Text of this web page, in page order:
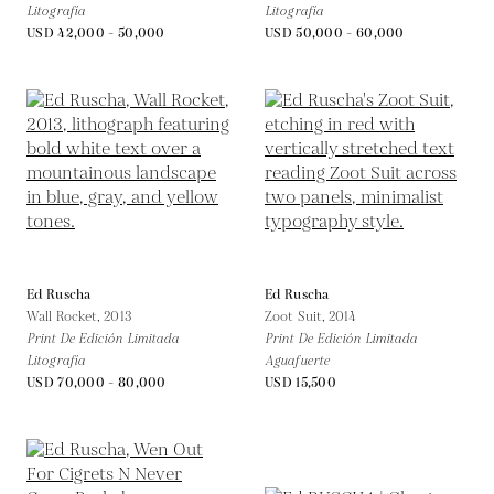
Litografía
USD 42,000 - 50,000
Litografía
USD 50,000 - 60,000
Ed Ruscha
Wall Rocket,2013
Print De Edición Limitada
Litografía
USD 70,000 - 80,000
Ed Ruscha
Zoot Suit,2014
Print De Edición Limitada
Aguafuerte
USD 15,500